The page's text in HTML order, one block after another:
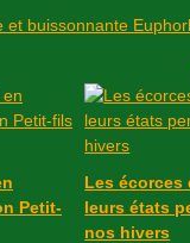
Petit-
Les écorces
leurs états
nos hivers